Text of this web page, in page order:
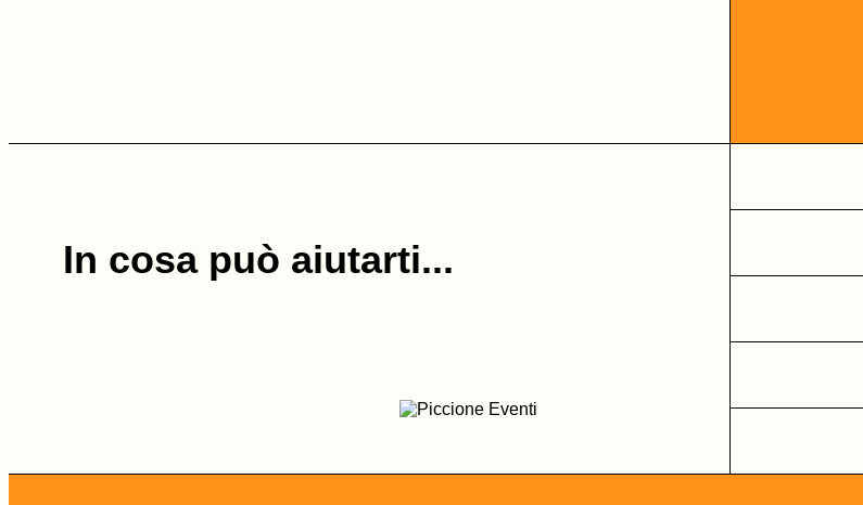
In cosa può aiutarti...